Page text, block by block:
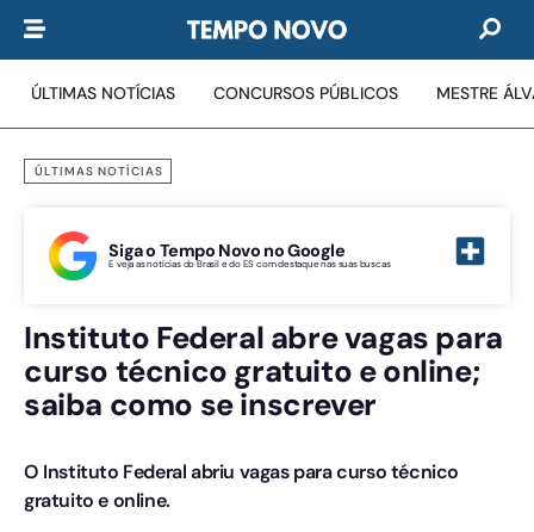
ÚLTIMAS NOTÍCIAS CONCURSOS PÚBLICOS MESTRE
ÚLTIMAS NOTÍCIAS
Siga o Tempo Novo no Google
E veja as notícias do Brasil e do ES com destaque nas suas buscas
Instituto Federal abre vagas para
curso técnico gratuito e online;
saiba como se inscrever
O Instituto Federal abriu vagas para curso técnico
gratuito e online.